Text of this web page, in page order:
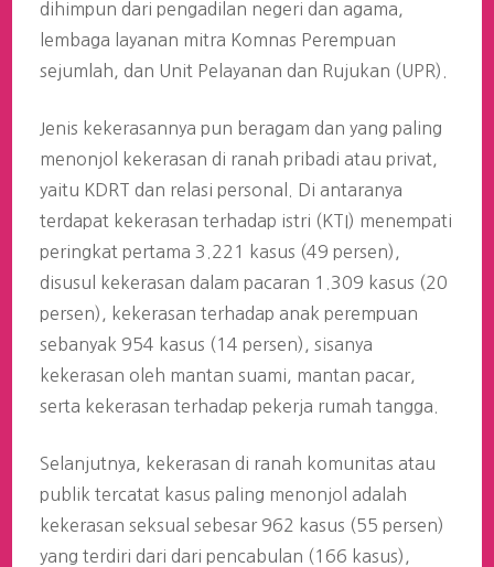
dihimpun dari pengadilan negeri dan agama,
lembaga layanan mitra Komnas Perempuan
sejumlah, dan Unit Pelayanan dan Rujukan (UPR).
Jenis kekerasannya pun beragam dan yang paling
menonjol kekerasan di ranah pribadi atau privat,
yaitu KDRT dan relasi personal. Di antaranya
terdapat kekerasan terhadap istri (KTI) menempati
peringkat pertama 3.221 kasus (49 persen),
disusul kekerasan dalam pacaran 1.309 kasus (20
persen), kekerasan terhadap anak perempuan
sebanyak 954 kasus (14 persen), sisanya
kekerasan oleh mantan suami, mantan pacar,
serta kekerasan terhadap pekerja rumah tangga.
Selanjutnya, kekerasan di ranah komunitas atau
publik tercatat kasus paling menonjol adalah
kekerasan seksual sebesar 962 kasus (55 persen)
yang terdiri dari dari pencabulan (166 kasus),